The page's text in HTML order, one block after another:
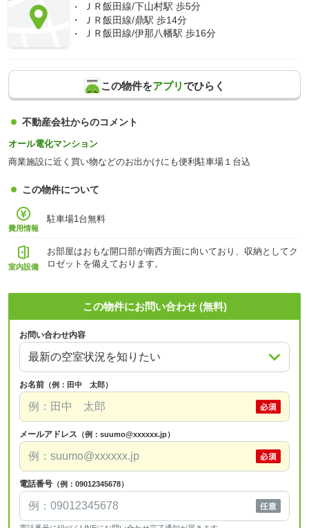
ＪＲ飯田線/下山村駅 歩5分
ＪＲ飯田線/鼎駅 歩14分
ＪＲ飯田線/伊那八幡駅 歩16分
この物件をアプリでひらく
不動産会社からのコメント
オール電化マンション
商業施設に近く買い物などのお出かけにも便利駐車場１台込
この物件について
費用情報
駐車場1台無料
室内設備
お部屋はおもな開口部が南西方面に向いており、収納としてク
ロゼットを備えております。
この物件にお問い合わせ (無料)
お問い合わせ内容
お名前 （例：田中 太郎）
メールアドレス （例：suumo@xxxxxx.jp）
電話番号 （例：09012345678）